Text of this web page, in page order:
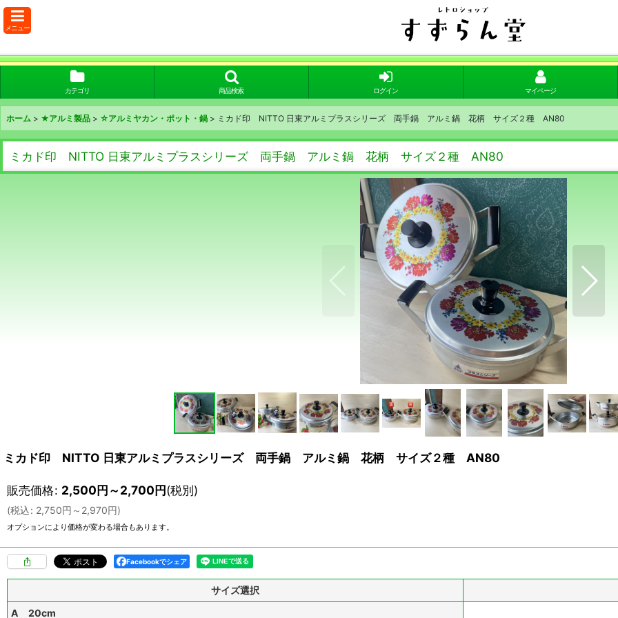
メニュー
カテゴリ 商品検索 ログイン マイページ
ホーム > ★アルミ製品 > ☆アルミヤカン・ポット・鍋 > ミカド印 NITTO 日東アルミプラスシリーズ 両手鍋 アルミ鍋 花柄 サイズ２種 AN80
ミカド印 NITTO 日東アルミプラスシリーズ 両手鍋 アルミ鍋 花柄 サイズ２種 AN80
ミカド印 NITTO 日東アルミプラスシリーズ 両手鍋 アルミ鍋 花柄 サイズ２種 AN80
販売価格: 2,500円～2,700円(税別)
(税込: 2,750円 ～2,970円)
オプションにより価格が変わる場合もあります。
Facebookでシェア
サイズ選択
A 20cm